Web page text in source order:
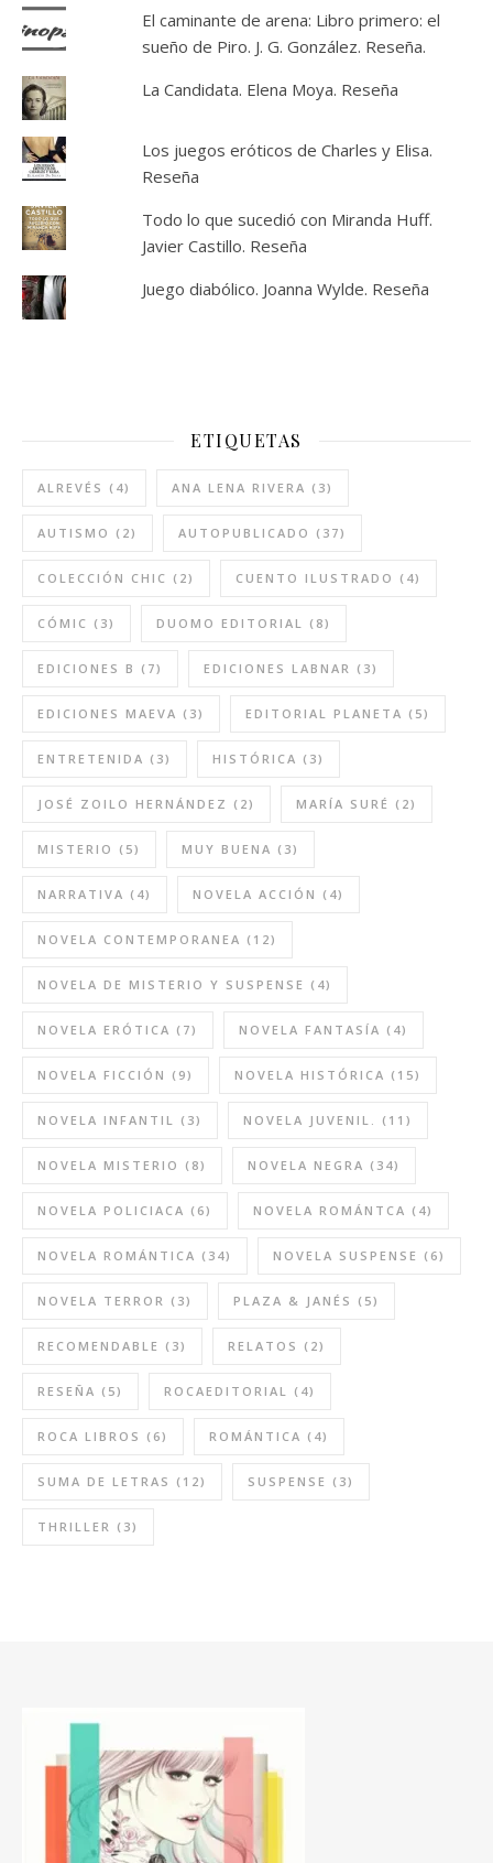
El caminante de arena: Libro primero: el
sueño de Piro. J. G. González. Reseña.
La Candidata. Elena Moya. Reseña
Los juegos eróticos de Charles y Elisa.
Reseña
Todo lo que sucedió con Miranda Huff.
Javier Castillo. Reseña
Juego diabólico. Joanna Wylde. Reseña
ETIQUETAS
ALREVÉS (4) ANA LENA RIVERA (3)
AUTISMO (2) AUTOPUBLICADO (37)
COLECCIÓN CHIC (2) CUENTO ILUSTRADO (4)
CÓMIC (3) DUOMO EDITORIAL (8)
EDICIONES B (7) EDICIONES LABNAR (3)
EDICIONES MAEVA (3) EDITORIAL PLANETA (5)
ENTRETENIDA (3) HISTÓRICA (3)
JOSÉ ZOILO HERNÁNDEZ (2) MARÍA SURÉ (2)
MISTERIO (5) MUY BUENA (3)
NARRATIVA (4) NOVELA ACCIÓN (4)
NOVELA CONTEMPORANEA (12)
NOVELA DE MISTERIO Y SUSPENSE (4)
NOVELA ERÓTICA (7) NOVELA FANTASÍA (4)
NOVELA FICCIÓN (9) NOVELA HISTÓRICA (15)
NOVELA INFANTIL (3) NOVELA JUVENIL. (11)
NOVELA MISTERIO (8) NOVELA NEGRA (34)
NOVELA POLICIACA (6) NOVELA ROMÁNTCA (4)
NOVELA ROMÁNTICA (34) NOVELA SUSPENSE (6)
NOVELA TERROR (3) PLAZA & JANÉS (5)
RECOMENDABLE (3) RELATOS (2)
RESEÑA (5) ROCAEDITORIAL (4)
ROCA LIBROS (6) ROMÁNTICA (4)
SUMA DE LETRAS (12) SUSPENSE (3)
THRILLER (3)